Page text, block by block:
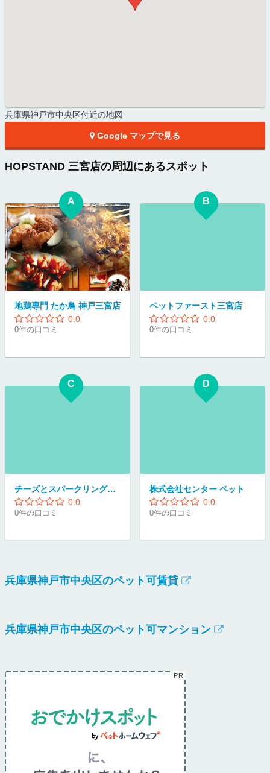
兵庫県神戸市中央区付近の地図
Google マップで見る
HOPSTAND 三宮店の周辺にあるスポット
A
地鶏専門 たか鳥 神戸三宮店
0.0
0件の口コミ
B
ペットファースト三宮店
0.0
0件の口コミ
C
チーズとスパークリングワイン飲み放題の店 Azzurro 神戸三宮
0.0
0件の口コミ
D
株式会社センター ペット
0.0
0件の口コミ
兵庫県神戸市中央区のペット可賃貸
兵庫県神戸市中央区のペット可マンション